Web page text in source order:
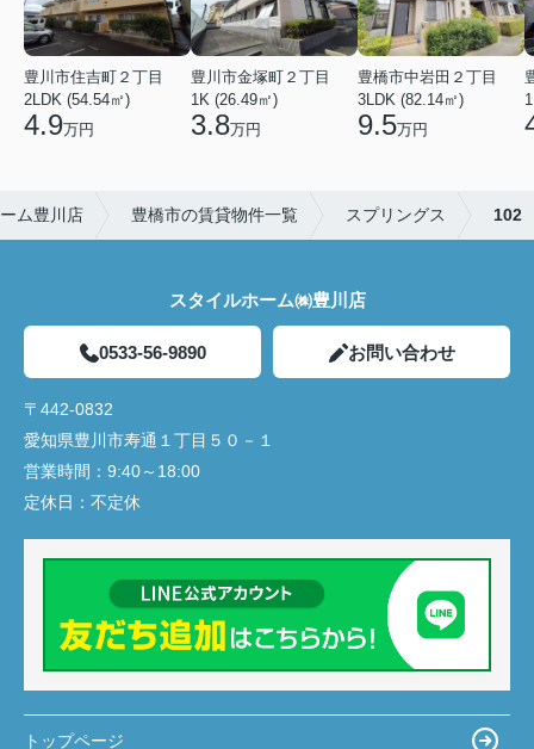
豊川市住吉町２丁目
2LDK (54.54㎡)
4.9万円
豊川市金塚町２丁目
1K (26.49㎡)
3.8万円
豊橋市中岩田２丁目
3LDK (82.14㎡)
9.5万円
ム豊川店 豊橋市の賃貸物件一覧 スプリングス 102
スタイルホーム㈱豊川店
0533-56-9890 お問い合わせ
〒442-0832
愛知県豊川市寿通１丁目５０－１
営業時間： 9:40～18:00
定休日： 不定休
トップページ